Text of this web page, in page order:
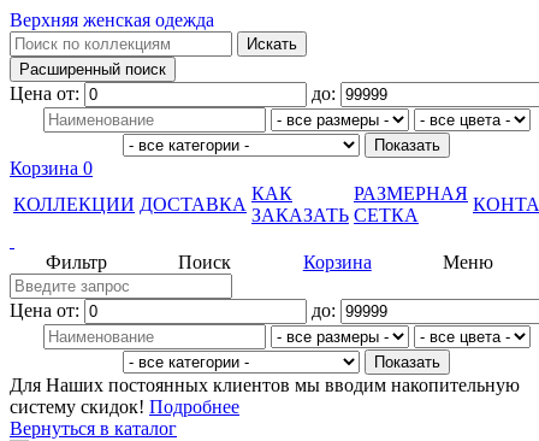
Верхняя женская одежда
Цена от: до:
Корзина 0
КОЛЛЕКЦИИ ДОСТАВКА
КАК
ЗАКАЗАТЬ
РАЗМЕРНАЯ
СЕТКА
Меню
Корзина
Поиск
Фильтр
Цена от: до:
Для Наших постоянных клиентов мы вводим накопительную
систему скидок! Подробнее
Вернуться в каталог